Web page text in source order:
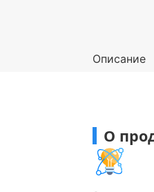
Описание
О